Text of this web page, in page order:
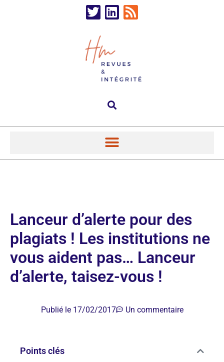
Lanceur d’alerte pour des
plagiats ! Les institutions ne
vous aident pas… Lanceur
d’alerte, taisez-vous !
Publié le 17/02/2017 Un commentaire
Points clés